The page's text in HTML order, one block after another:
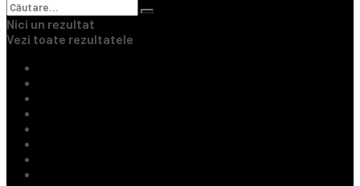
Nici un rezultat
Vezi toate rezultatele